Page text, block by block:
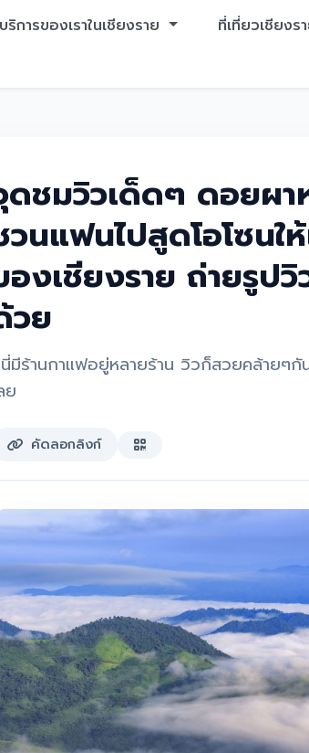
บริการของเราในเชียงราย ที่เที่ยวเชียงร
ดชมวิวเด็ดๆ ดอยผ
วนแฟนไปสูดโอโซน
องเชียงราย ถ่ายรูป
วย
มีร้านกาแฟอยู่หลายร้าน วิวก็สวยคล้ายๆกั
ย
คัดลอกลิงก์